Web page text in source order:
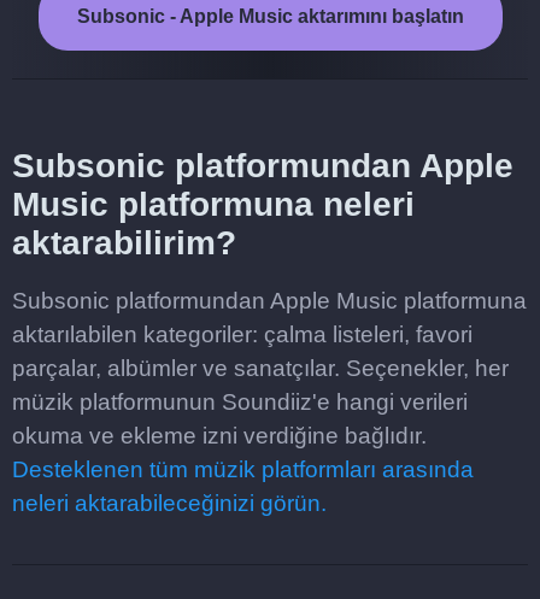
Subsonic - Apple Music aktarımını başlatın
Subsonic platformundan Apple
Music platformuna neleri
aktarabilirim?
Subsonic platformundan Apple Music platformuna
aktarılabilen kategoriler: çalma listeleri, favori
parçalar, albümler ve sanatçılar. Seçenekler, her
müzik platformunun Soundiiz'e hangi verileri
okuma ve ekleme izni verdiğine bağlıdır.
Desteklenen tüm müzik platformları arasında
neleri aktarabileceğinizi görün.